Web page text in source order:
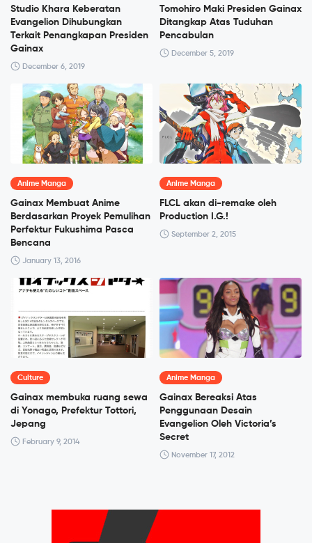
Studio Khara Keberatan
Evangelion Dihubungkan
Terkait Penangkapan Presiden
Gainax
December 6, 2019
Tomohiro Maki Presiden Gainax
Ditangkap Atas Tuduhan
Pencabulan
December 5, 2019
Anime Manga
Gainax Membuat Anime
Berdasarkan Proyek Pemulihan
Perfektur Fukushima Pasca
Bencana
January 13, 2016
Anime Manga
FLCL akan di-remake oleh
Production I.G.!
September 2, 2015
Culture
Gainax membuka ruang sewa
di Yonago, Prefektur Tottori,
Jepang
February 9, 2014
Anime Manga
Gainax Bereaksi Atas
Penggunaan Desain
Evangelion Oleh Victoria’s
Secret
November 17, 2012